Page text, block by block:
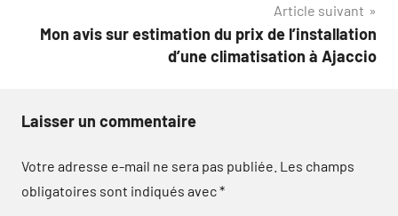
Article suivant
Mon avis sur estimation du prix de l’installation
d’une climatisation à Ajaccio
Laisser un commentaire
Votre adresse e-mail ne sera pas publiée. Les champs
obligatoires sont indiqués avec*